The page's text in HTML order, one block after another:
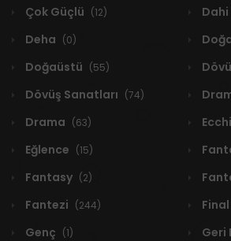
Çok Güçlü (12) Dahi
Deha (0)
Doğaüstü (55)
Dövüş Sanatları (74)
Drama (63) Ecchi
Eğlence (15)
Fantasy (2)
Fantezi (244) Final
Genç (1) Geri